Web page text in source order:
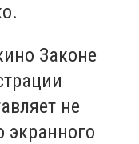
Законе
не
экранного